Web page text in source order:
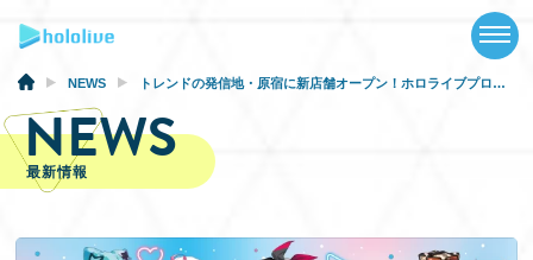
NEWS
SCHEDULE
NEWS トレンドの発信地・原宿に新店舗オープン！ホロライブプロダクション公式ショップ「hololive production official shop in Harajuku」が2026年4月24日に出店決定！
NEWS
最新情報